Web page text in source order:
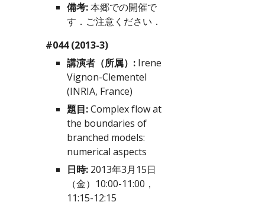
備考: 本郷での開催で
す．ご注意ください．
#044 (2013-3)
講演者（所属）: Irene
Vignon-Clementel
(INRIA, France)
題目: Complex flow at
the boundaries of
branched models:
numerical aspects
日時: 2013年3月15日
（金）10:00-11:00，
11:15-12:15